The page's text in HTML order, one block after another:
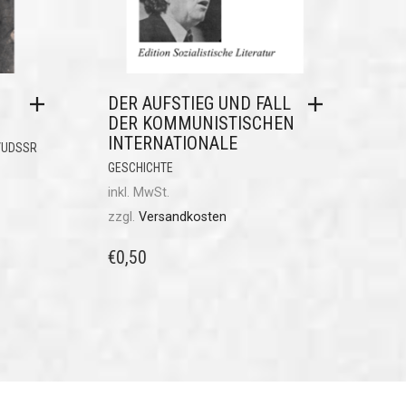
DER AUFSTIEG UND FALL
DER KOMMUNISTISCHEN
INTERNATIONALE
GESCHICHTE
inkl. MwSt.
zzgl. Versandkosten
€0,50